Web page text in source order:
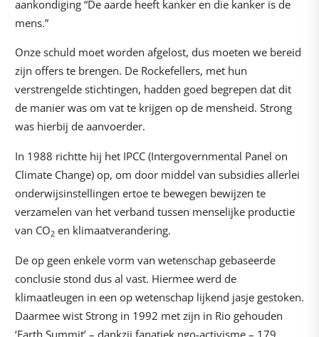
aankondiging “De aarde heeft kanker en die kanker is de
mens.”
Onze schuld moet worden afgelost, dus moeten we bereid
zijn offers te brengen. De Rockefellers, met hun
verstrengelde stichtingen, hadden goed begrepen dat dit
de manier was om vat te krijgen op de mensheid. Strong
was hierbij de aanvoerder.
In 1988 richtte hij het IPCC (Intergovernmental Panel on
Climate Change) op, om door middel van subsidies allerlei
onderwijsinstellingen ertoe te bewegen bewijzen te
verzamelen van het verband tussen menselijke productie
van CO2 en klimaatverandering.
De op geen enkele vorm van wetenschap gebaseerde
conclusie stond dus al vast. Hiermee werd de
klimaatleugen in een op wetenschap lijkend jasje gestoken.
Daarmee wist Strong in 1992 met zijn in Rio gehouden